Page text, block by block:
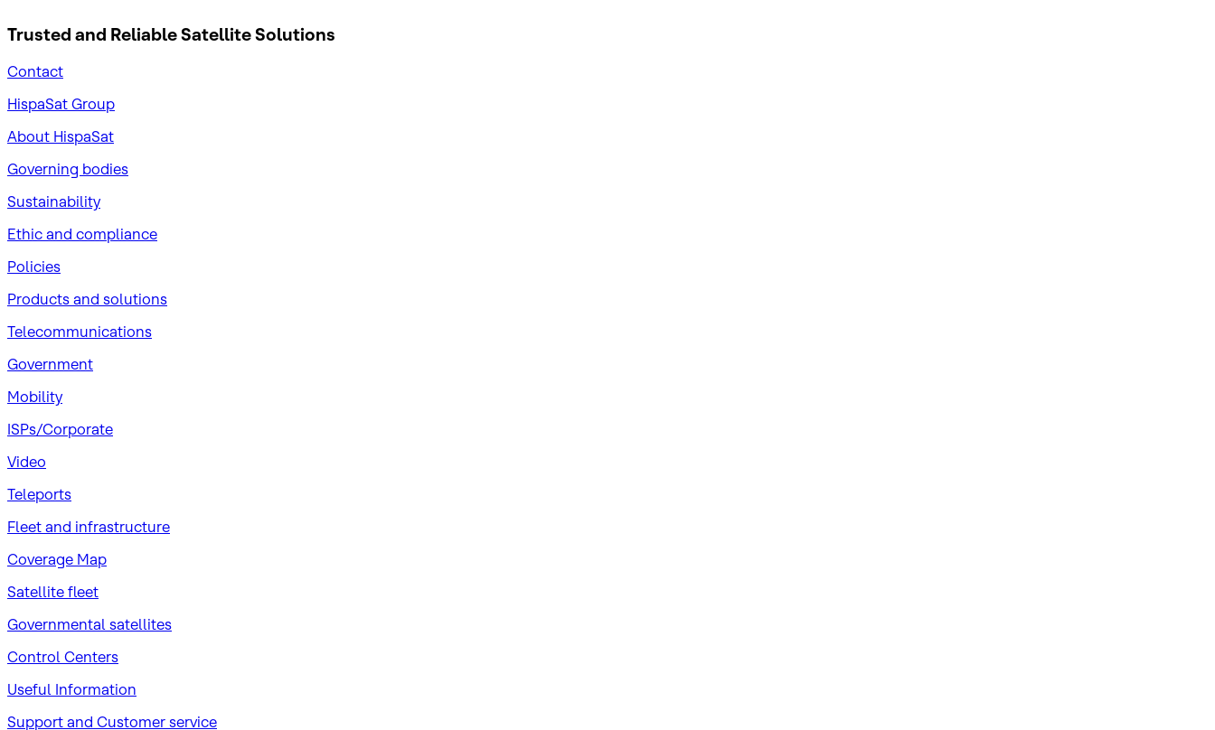
Trusted and ReliableSatellite Solutions
Contact
HispaSat Group
About HispaSat
Governing bodies
Sustainability
​Ethic and compliance
Policies
Products and solutions
Telecommunications
Government
Mobility
ISPs/Corporate
Video
Teleports
Fleet and infrastructure
Coverage Map
Satellite fleet
Governmental satellites
Control Centers
Useful Information
Support and Customer service